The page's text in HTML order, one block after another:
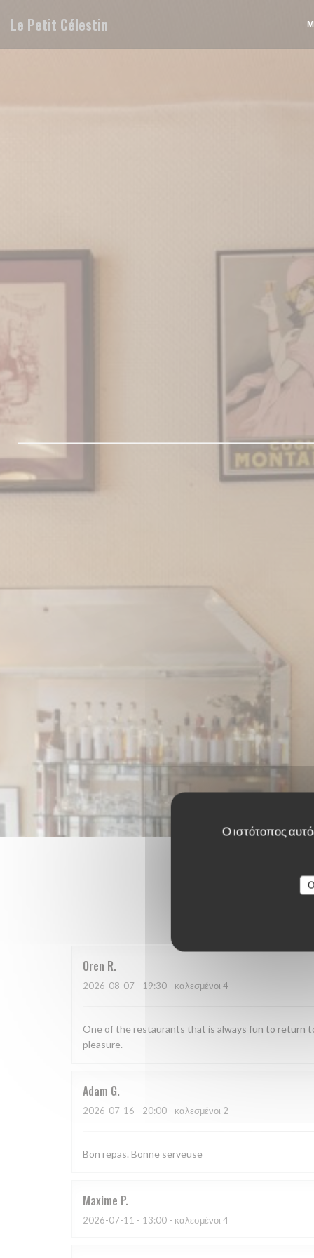
Ο ιστότοπος
Le Petit Célestin
Οι
Oren R
2026-08-07 - 19:30 - καλεσμένοι 4
One of the restaurants that is always fun to return
pleasure.
Adam G
2026-07-16 - 20:00 - καλεσμένοι 2
Bon repas. Bonne serveuse
Maxime P
2026-07-11 - 13:00 - καλεσμένοι 4